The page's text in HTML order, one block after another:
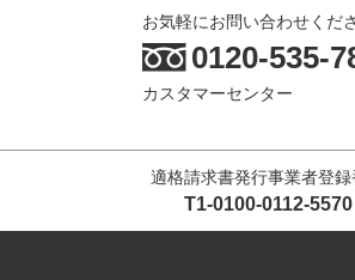
お気軽にお問い合わせくだ
0120-535-
カスタマーセンター
適格請求書発行事業者登録
T1-0100-0112-5570